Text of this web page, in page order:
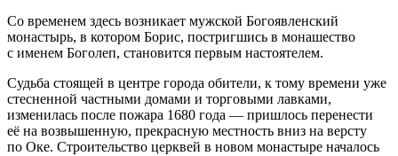
Со временем здесь возникает мужской Богоявленский
монастырь, в котором Борис, постригшись в монашество
с именем Боголеп, становится первым настоятелем.
Судьба стоящей в центре города обители, к тому времени уже
стесненной частными домами и торговыми лавками,
изменилась после пожара 1680 года — пришлось перенести
её на возвышенную, прекрасную местность вниз на версту
по Оке. Строительство церквей в новом монастыре началось